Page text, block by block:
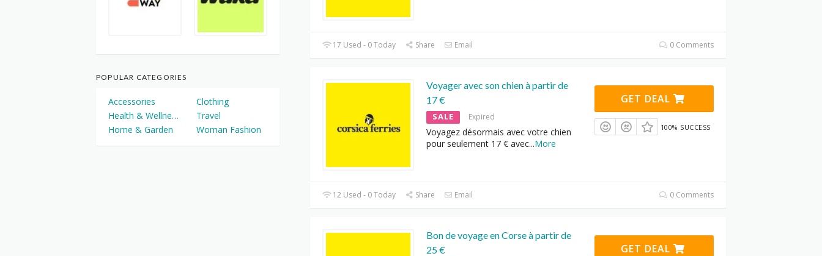
17 Used - 0 Today Share Email 0 Comments
Voyager avec son chien à partir de
17 €
SALE Expired
Voyagez désormais avec votre chien
pour seulement 17 € avec...More
GET DEAL
100% SUCCESS
12 Used - 0 Today Share Email 0 Comments
Bon de voyage en Corse à partir de
25 €
GET DEAL
POPULAR CATEGORIES
Accessories
Clothing
Health & Wellness
Travel
Home & Garden
Woman Fashion